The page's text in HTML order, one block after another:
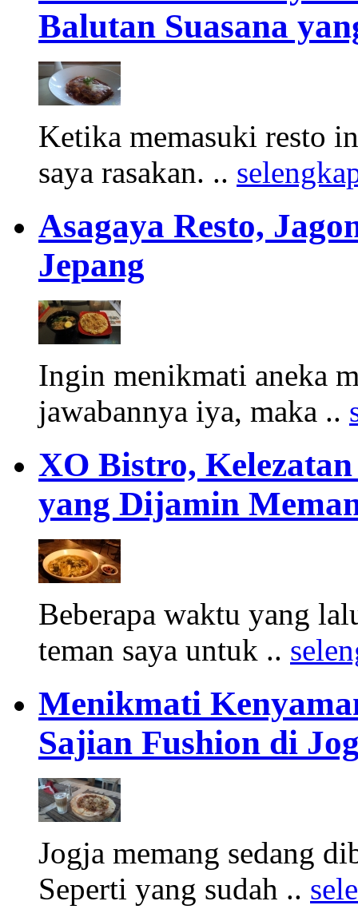
Balutan Suasana
Ketika memasuki resto
saya rasakan. ..
Asagaya Resto,
Jepang
Ingin menikmati aneka
jawabannya iya, maka ..
XO Bistro,
yang Dijamin
Beberapa waktu yang
teman saya untuk ..
Menikmati
Sajian Fushion di
Jogja memang sedang
Seperti yang sudah ..